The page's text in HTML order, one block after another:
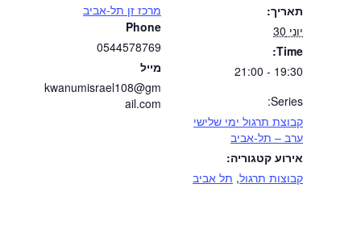
תאריך:
יוני 30
Time:
19:30 - 21:00
Series:
קבוצת תרגול ימי שלישי
ערב – תל-אביב
אירוע קטגוריה:
קבוצות תרגול, תל אביב
מרכז זן תל-אביב
Phone
0544578769
מייל
kwanumisrael108@gm
ail.com